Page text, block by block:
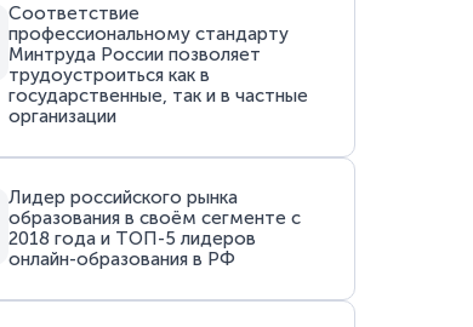
Соответствие
профессиональному стандарту
Минтруда России позволяет
трудоустроиться как в
государственные, так и в частные
организации
Лидер российского рынка
образования в своём сегменте с
2018 года и ТОП-5 лидеров
онлайн-образования в РФ